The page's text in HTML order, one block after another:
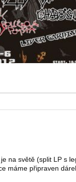
na světě (split LP s
máme připraven